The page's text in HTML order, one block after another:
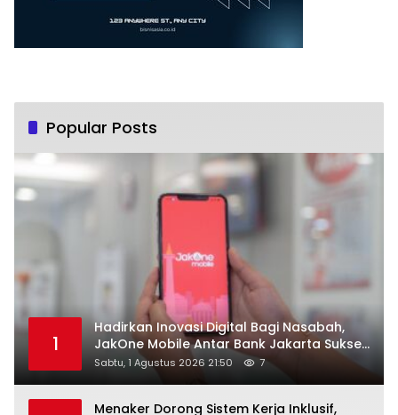
Popular Posts
1
Hadirkan Inovasi Digital Bagi Nasabah,
JakOne Mobile Antar Bank Jakarta Sukses
Raih Digital Excellence Awards 2026
Sabtu, 1 Agustus 2026 21:50 7
Menaker Dorong Sistem Kerja Inklusif,